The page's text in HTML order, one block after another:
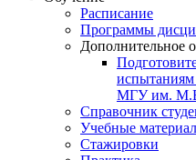
Расписание
Программы
Дополнительное
МГУ им.
Справочник
Учебные
Стажировки